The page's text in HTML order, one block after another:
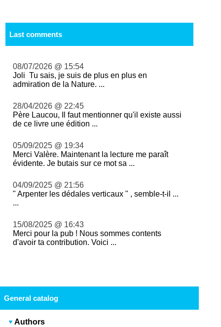
Last comments
08/07/2026 @ 15:54
Joli Tu sais, je suis de plus en plus en
admiration de la Nature. ...
28/04/2026 @ 22:45
Père Laucou, Il faut mentionner qu'il existe aussi
de ce livre une édition ...
05/09/2025 @ 19:34
Merci Valère. Maintenant la lecture me paraît
évidente. Je butais sur ce mot sa ...
04/09/2025 @ 21:56
" Arpenter les dédales verticaux " , semble-t-il ...
...
15/08/2025 @ 16:43
Merci pour la pub ! Nous sommes contents
d'avoir ta contribution. Voici ...
General catalog
Authors